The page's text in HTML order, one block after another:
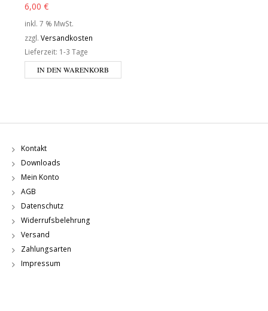
6,00 €
inkl. 7 % MwSt.
zzgl. Versandkosten
Lieferzeit: 1-3 Tage
IN DEN WARENKORB
Kontakt
Downloads
Mein Konto
AGB
Datenschutz
Widerrufsbelehrung
Versand
Zahlungsarten
Impressum